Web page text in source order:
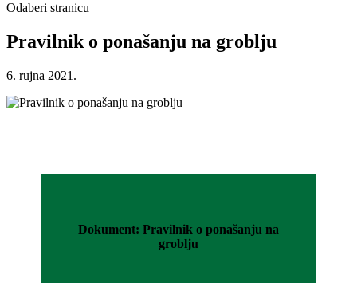
Odaberi stranicu
Pravilnik o ponašanju na groblju
6. rujna 2021.
Dokument: Pravilnik o ponašanju na
groblju